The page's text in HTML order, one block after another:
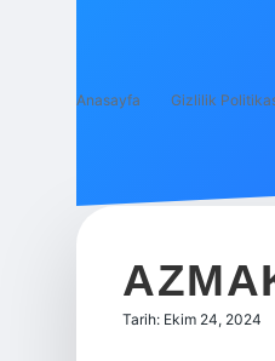
Anasayfa Gizlilik
Tarih: Ekim 24, 2024